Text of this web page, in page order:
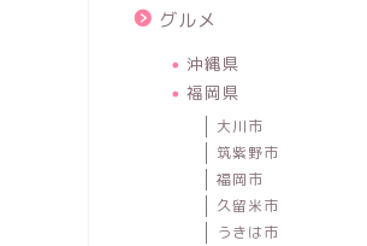
グルメ
沖縄県
福岡県
大川市
筑紫野市
福岡市
久留米市
うきは市